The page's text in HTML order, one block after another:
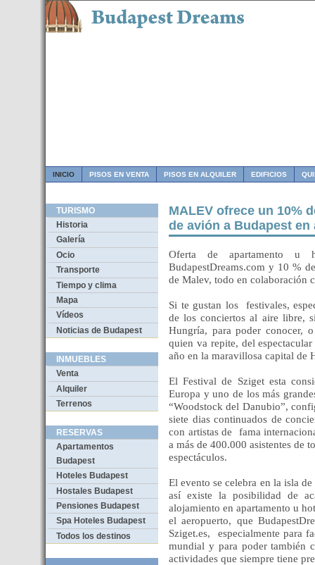
INICIO PISOS EN VENTA PISOS EN ALQUILER EDIFICIOS
TURISMO
Historia
Galería
Ocio
Transporte
Tiempo y clima
Mapa
Vídeos
Noticias de Budapest
INMUEBLES
Venta
Alquiler
Terrenos
RESERVAS
Apartamentos
Budapest
Hoteles Budapest
Hostales Budapest
Pensiones Budapest
Spa Hoteles Budapest
Todos los destinos
MALEV ofrece un 10%
de avión a Budapest en
Oferta de apartamento u
BudapestDreams.com y 10 %
de Malev, todo en colaboración
Si te gustan los
festivales,
de los conciertos al aire libre,
Hungría, para poder conocer,
quien va repite, del
año en la maravillosa capital de
El Festival de Sziget esta
Europa y uno de los más
“Woodstock del Danubio”,
siete dias continuados de
con artistas de
fama
a más de 400.000 asistentes de
espectáculos.
El evento se celebra en la isla
así existe la posibilidad de
alojamiento en apartamento u
el aeropuerto, que
Sziget.es,
especialmente para
mundial y para poder también
actividades que siempre tiene